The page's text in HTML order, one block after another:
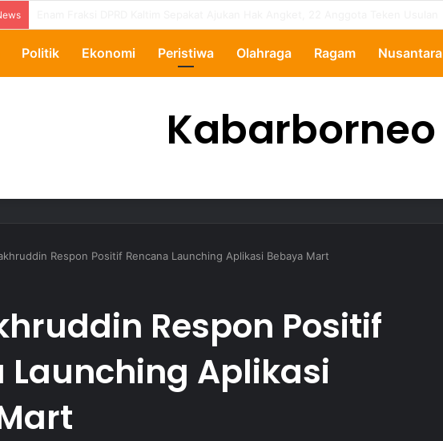
Politik Ekonomi Peristiwa Olahraga Ragam Nusantara
Kabarborneo
Respon Positif Rencana Launching Aplikasi Bebaya Mart
Respon Positif
Launching Aplikasi